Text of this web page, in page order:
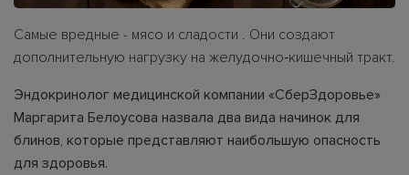
Самые вредные - мясо и сладости . Они создают
дополнительную нагрузку на желудочно‑кишечный тракт.
Эндокринолог медицинской компании «СберЗдоровье»
Маргарита Белоусова назвала два вида начинок для
блинов, которые представляют наибольшую опасность
для здоровья.